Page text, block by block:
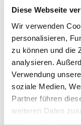
Diese Webseite
Wir verwenden
personalisieren,
zu können und die
analysieren.
Verwendung
soziale Medien,
Partner führen
weiteren Daten
Früher war alles
anders!Heute ist
neuen Original.
Nutzfahrzeugs!